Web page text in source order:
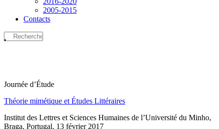
2005-2015
Contacts
Journée d’Étude
Théorie mimétique et Études Littéraires
Institut des Lettres et Sciences Humaines de l’Université du Minho,
Braga, Portugal, 13 février 2017